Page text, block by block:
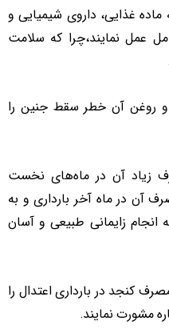
ماده غذایی، داروی شیمیایی و
عمل نمایند،چرا که سلامت
روغن آن خطر سقط جنین را
زیاد آن در ماههای نخست
آن در ماه آخر بارداری و به
انجام زایمانی طبیعی و آسان
کنجد در بارداری اعتدال را
مشورت نمایند.